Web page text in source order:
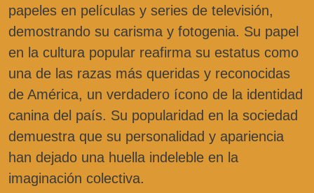
papeles en películas y series de televisión,
demostrando su carisma y fotogenia. Su papel
en la cultura popular reafirma su estatus como
una de las razas más queridas y reconocidas
de América, un verdadero ícono de la identidad
canina del país. Su popularidad en la sociedad
demuestra que su personalidad y apariencia
han dejado una huella indeleble en la
imaginación colectiva.